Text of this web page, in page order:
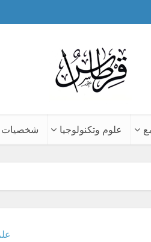
علوم وتكنولوجيا شخصيات